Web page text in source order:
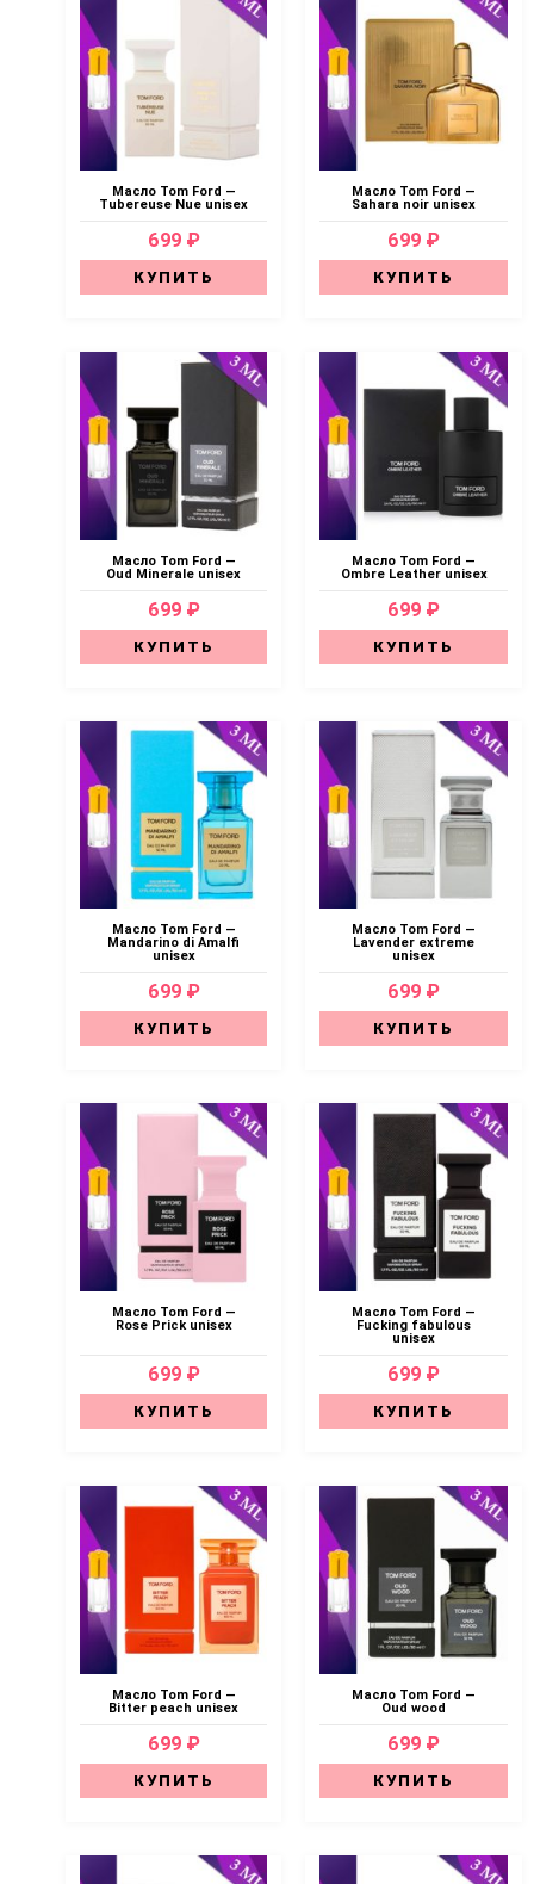
Масло Tom Ford —
Tubereuse Nue unisex
699 ₽
КУПИТЬ
Масло Tom Ford —
Sahara noir unisex
699 ₽
КУПИТЬ
Масло Tom Ford —
Oud Minerale unisex
699 ₽
КУПИТЬ
Масло Tom Ford —
Ombre Leather unisex
699 ₽
КУПИТЬ
Масло Tom Ford —
Mandarino di Amalfi
unisex
699 ₽
КУПИТЬ
Масло Tom Ford —
Lavender extreme
unisex
699 ₽
КУПИТЬ
Масло Tom Ford —
Rose Prick unisex
699 ₽
КУПИТЬ
Масло Tom Ford —
Fucking fabulous
unisex
699 ₽
КУПИТЬ
Масло Tom Ford —
Bitter peach unisex
699 ₽
КУПИТЬ
Масло Tom Ford —
Oud wood
699 ₽
КУПИТЬ